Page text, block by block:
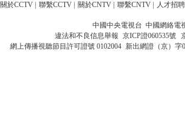
關於CCTV 聯繫CCTV 關於CNTV 聯繫CNTV 人才招聘
中國中央電視台 中國網絡電
違法和不良信息舉報 京ICP證060535號
網上傳播視聽節目許可證號 0102004 新出網證（京）